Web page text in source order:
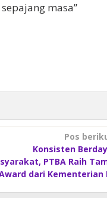
masa”
Pos
Konsisten
PTBA Raih
dari Kementerian